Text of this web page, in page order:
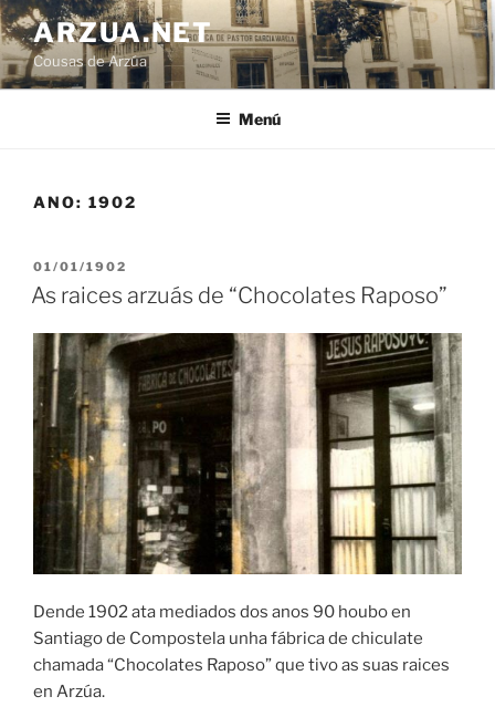
Ir
o
contido
ARZUA.NET
Cousas de Arzúa
Menú
ANO: 1902
PUBLICADO
EN
01/01/1902
As raices arzuás de “Chocolates Raposo”
Dende 1902 ata mediados dos anos 90 houbo en
Santiago de Compostela unha fábrica de chiculate
chamada “Chocolates Raposo” que tivo as suas raices
en Arzúa.